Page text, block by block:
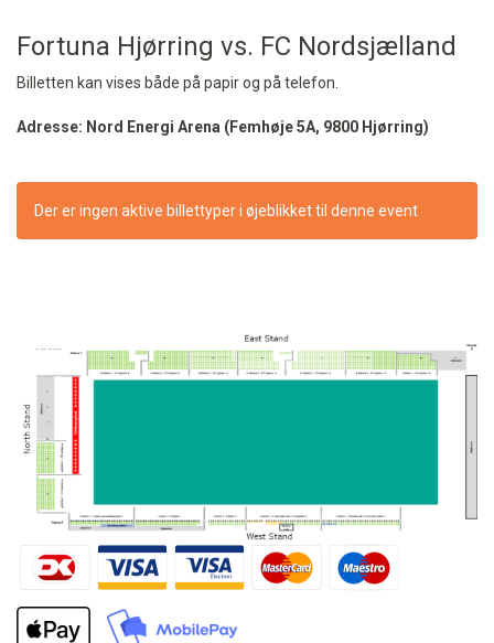
Fortuna Hjørring vs. FC Nordsjælland
Billetten kan vises både på papir og på telefon.
Adresse: Nord Energi Arena (Femhøje 5A, 9800 Hjørring)
Der er ingen aktive billettyper i øjeblikket til denne event